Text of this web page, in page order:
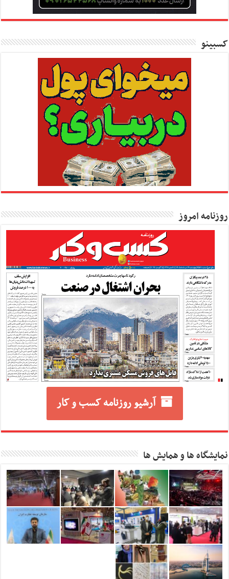
کسبینو
روزنامه امروز
آرشیو روزنامه کسب و کار
نمایشگاه ها و همایش ها